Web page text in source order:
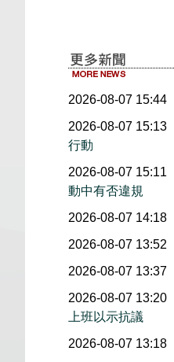
2026-08-07 15:44
2026-08-07 15:13
行動
2026-08-07 15:11
動中有否違規
2026-08-07 14:18
2026-08-07 13:52
2026-08-07 13:37
2026-08-07 13:20
上班以示抗議
2026-08-07 13:18